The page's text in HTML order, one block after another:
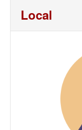
Local